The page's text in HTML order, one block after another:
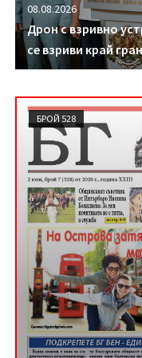
08.08.2026
Дрон с взривно
се взриви край
БРОЙ 528